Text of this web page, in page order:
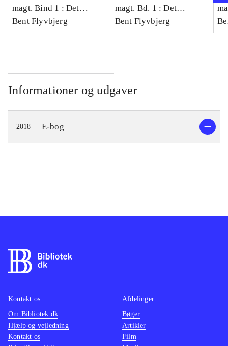
magt. Bind 1 : Det
konkretes videnskab
Bent Flyvbjerg
magt. Bd. 1 : Det
konkretes videnskab
Bent Flyvbjerg
Informationer og udgaver
2018 E-bog
Kontakt os
Om Bibliotek.dk
Hjælp og vejledning
Kontakt os
Afdelinger
Bøger
Artikler
Film